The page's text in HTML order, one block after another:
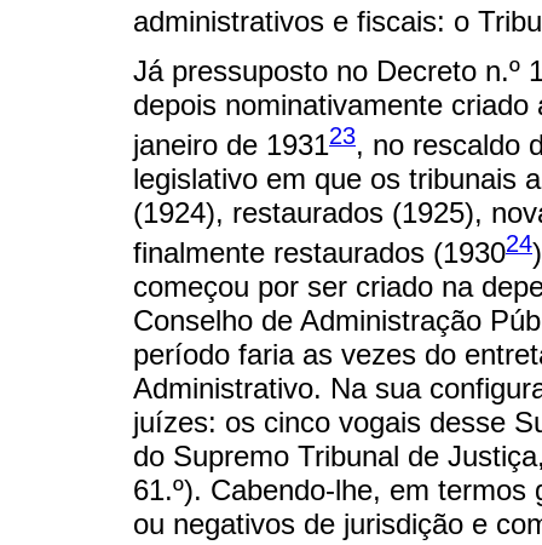
administrativos e fiscais: o
Já pressuposto no Decreto n.º
depois nominativamente
janeiro de 193123, no rescaldo
legislativo em que os tribunais
(1924), restaurados (1925),
finalmente restaurados (193024
começou por ser criado na
Conselho de Administração
período faria as vezes do
Administrativo. Na sua
juízes: os cinco vogais desse
do Supremo Tribunal de
61.º). Cabendo-lhe, em
ou negativos de jurisdição e